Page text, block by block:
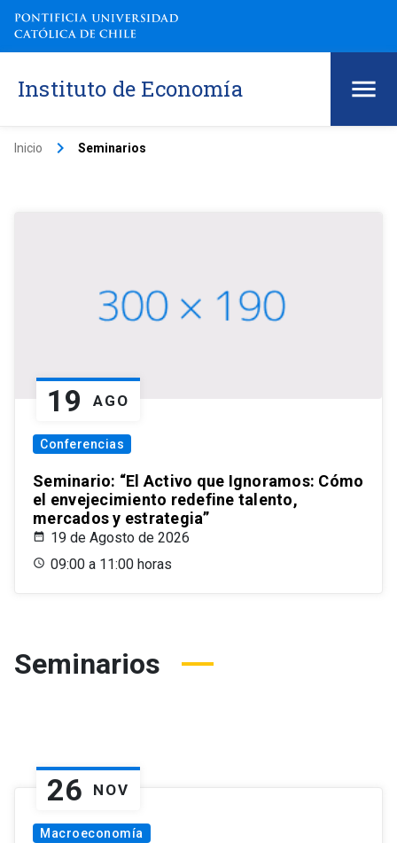
Instituto de Economía
Inicio keyboard_arrow_right Seminarios
19 AGO
Conferencias
Seminario: “El Activo que Ignoramos: Cómo
el envejecimiento redefine talento,
mercados y estrategia”
19 de Agosto de 2026
09:00 a 11:00 horas
Seminarios
26 NOV
Macroeconomía